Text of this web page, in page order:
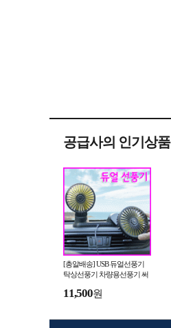
공급사의 인기상품
[총알배송] USB 듀얼선풍기
탁상선풍기 차량용선풍기 써
답례품 사은품
11,500원